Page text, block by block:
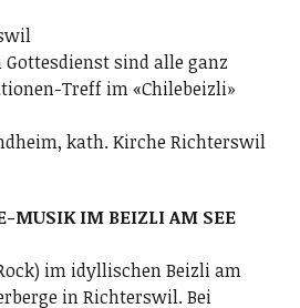
sind alle ganz
Treff im «Chilebeizli»
kath. Kirche Richterswil
MUSIK IM BEIZLI AM SEE
im idyllischen Beizli am
in Richterswil. Bei